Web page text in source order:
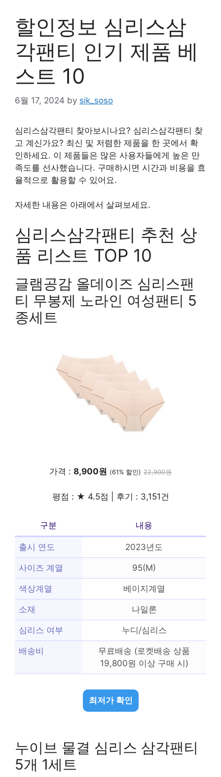
할인정보 심리스삼
각팬티 인기 제품 베
스트 10
6월 17, 2024 by sik_soso
심리스삼각팬티 찾아보시나요? 심리스삼각팬티 찾
고 계신가요? 최신 및 저렴한 제품을 한 곳에서 확
인하세요. 이 제품들은 많은 사용자들에게 높은 만
족도를 선사했습니다. 구매하시면 시간과 비용을 효
율적으로 활용할 수 있어요.
자세한 내용은 아래에서 살펴보세요.
심리스삼각팬티 추천 상
품 리스트 TOP 10
글램공감 올데이즈 심리스팬
티 무봉제 노라인 여성팬티 5
종세트
가격 : 8,900원 (61% 할인) 22,900원
평점 : ★ 4.5점 | 후기 : 3,151건
구분 내용
출시 연도 2023년도
사이즈 계열 95(M)
색상계열 베이지계열
소재 나일론
심리스 여부 누디/심리스
배송비
무료배송 (로켓배송 상품
19,800원 이상 구매 시)
최저가 확인
누이브 물결 심리스 삼각팬티
5개 1세트